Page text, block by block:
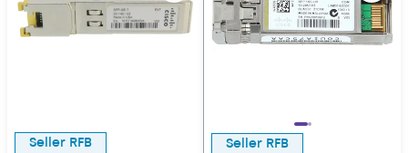
Seller RFB Seller RFB